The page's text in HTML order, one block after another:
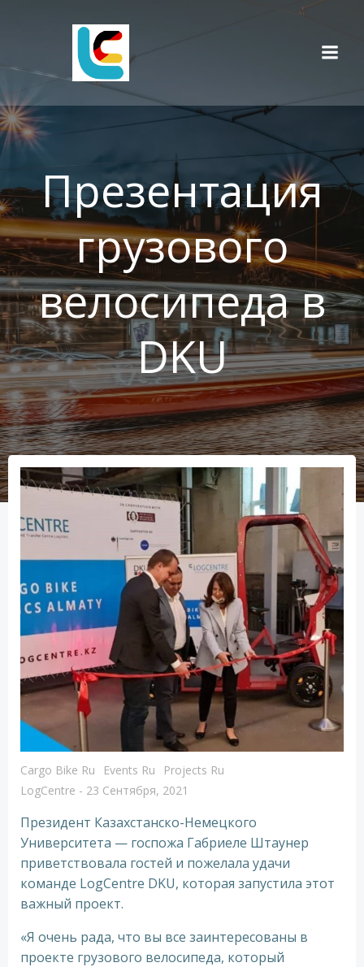
Презентация
грузового
велосипеда в
DKU
Cargo Bike Ru Events Ru
Projects Ru
LogCentre - 23 Сентября, 2021
Президент Казахстанско-Немецкого
Университета — госпожа Габриеле Штаунер
приветствовала гостей и пожелала удачи
команде LogCentre DKU, которая запустила этот
важный проект.
«Я очень рада, что вы все заинтересованы в
проекте грузового велосипеда, который